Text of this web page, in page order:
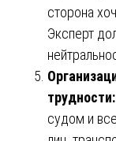
сторона
Эксперт
трудности:
судом и